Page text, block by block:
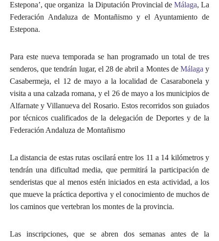
Estepona’, que organiza la Diputación Provincial de Málaga, La
Federación Andaluza de Montañismo y el Ayuntamiento de
Estepona.
Para este nueva temporada se han programado un total de tres
senderos, que tendrán lugar, el 28 de abril a Montes de Málaga y
Casabermeja, el 12 de mayo a la localidad de Casarabonela y
visita a una calzada romana, y el 26 de mayo a los municipios de
Alfarnate y Villanueva del Rosario. Estos recorridos son guiados
por técnicos cualificados de la delegación de Deportes y de la
Federación Andaluza de Montañismo
La distancia de estas rutas oscilará entre los 11 a 14 kilómetros y
tendrán una dificultad media, que permitirá la participación de
senderistas que al menos estén iniciados en esta actividad, a los
que mueve la práctica deportiva y el conocimiento de muchos de
los caminos que vertebran los montes de la provincia.
Las inscripciones, que se abren dos semanas antes de la